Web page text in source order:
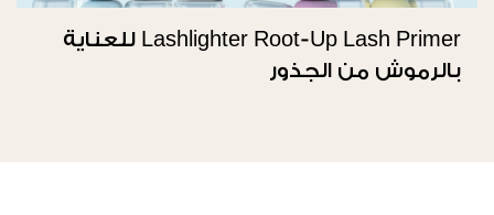
Lashlighter Root-Up Lash Primer للعناية
بالرموش من الجذور